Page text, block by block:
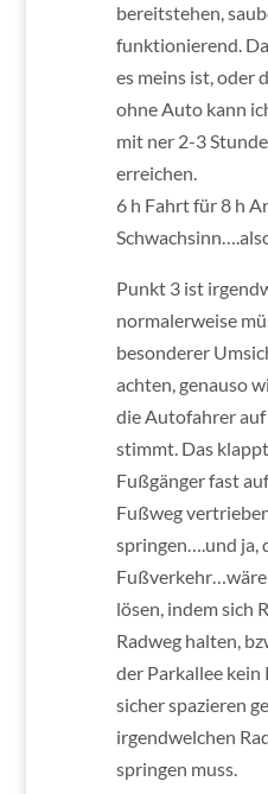
bereitstehen,
funktionierend.
es meins ist, oder
ohne Auto kann
mit ner 2-3
erreichen.
6 h Fahrt für 8 h
Punkt 3 ist
normalerweise
besonderer
achten, genauso
die Autofahrer
stimmt. Das
Fußgänger fast
Fußweg
springen….und ja,
Fußverkehr…wäre
lösen, indem sich
Radweg halten,
der Parkallee kein
sicher spazieren
irgendwelchen
springen muss.